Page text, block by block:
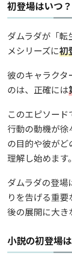
初登場はいつ
ダムラダが「
メシリーズに初
彼のキャラクタ
のは、正確には
このエピソー
行動の動機が
の目的や彼が
理解し始めます。
ダムラダの登場
りを告げる重
後の展開に大き
小説の初登場